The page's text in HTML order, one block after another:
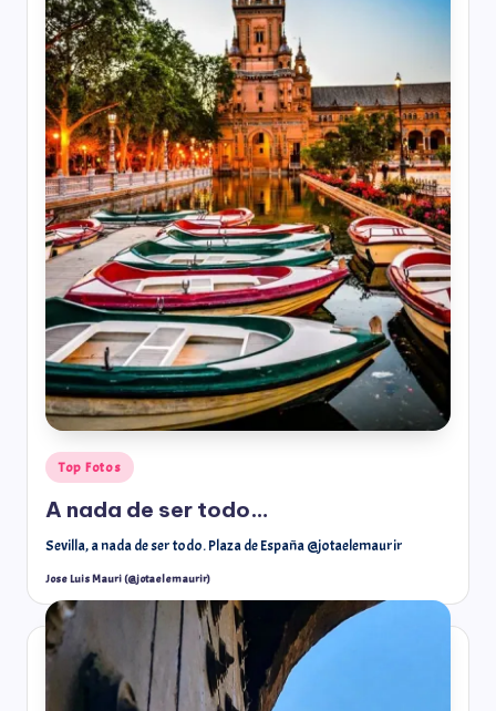
Top Fotos
A nada de ser todo…
Sevilla, a nada de ser todo. Plaza de España @jotaelemaurir
Jose Luis Mauri (@jotaelemaurir)